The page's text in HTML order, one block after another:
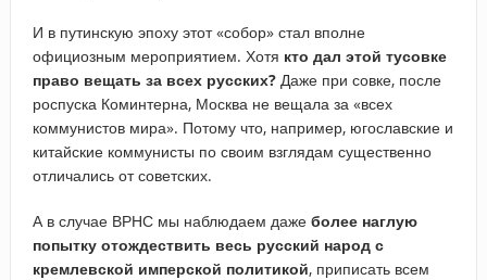
И в путинскую эпоху этот «собор» стал вполне
официозным мероприятием. Хотя кто дал этой тусовке
право вещать за всех русских? Даже при совке, после
роспуска Коминтерна, Москва не вещала за «всех
коммунистов мира». Потому что, например, югославские и
китайские коммунисты по своим взглядам существенно
отличались от советских.
А в случае ВРНС мы наблюдаем даже более наглую
попытку отождествить весь русский народ с
кремлевской имперской политикой, приписать всем